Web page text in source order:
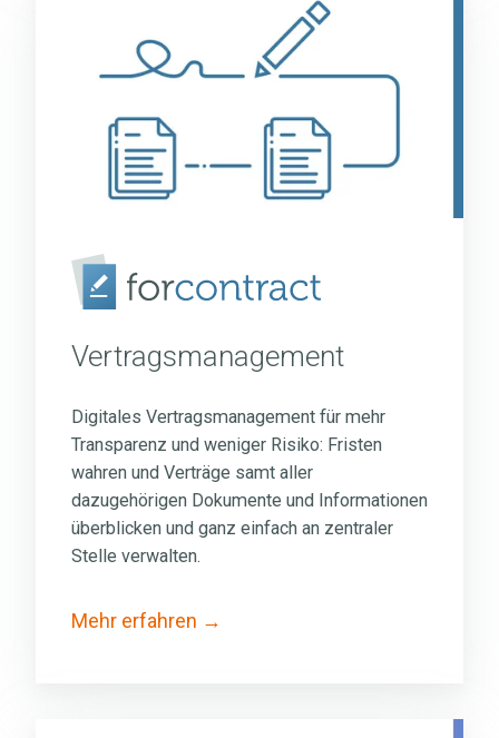
Vertragsmanagement
Digitales Vertragsmanagement für mehr
Transparenz und weniger Risiko: Fristen
wahren und Verträge samt aller
dazugehörigen Dokumente und Informationen
überblicken und ganz einfach an zentraler
Stelle verwalten.
Mehr erfahren